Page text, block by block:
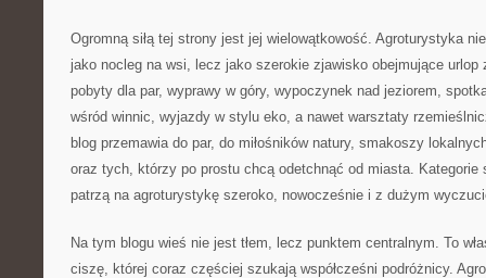
Ogromną siłą tej strony jest jej wielowątkowość. Agroturystyka
jako nocleg na wsi, lecz jako szerokie zjawisko obejmujące
pobyty dla par, wyprawy w góry, wypoczynek nad jeziorem,
wśród winnic, wyjazdy w stylu eko, a nawet warsztaty
blog przemawia do par, do miłośników natury, smakoszy
oraz tych, którzy po prostu chcą odetchnąć od miasta. Kategorie
patrzą na agroturystykę szeroko, nowocześnie i z dużym
Na tym blogu wieś nie jest tłem, lecz punktem centralnym. To
ciszę, której coraz częściej szukają współcześni podróżnicy.